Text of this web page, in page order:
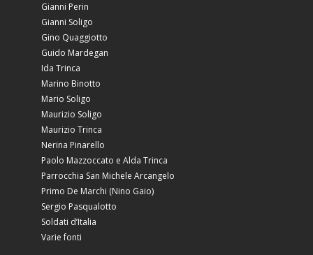
Gianni Perin
Gianni Soligo
Gino Quaggiotto
Guido Mardegan
Ida Trinca
Marino Binotto
Mario Soligo
Maurizio Soligo
Maurizio Trinca
Nerina Pinarello
Paolo Mazzoccato e Alda Trinca
Parrocchia San Michele Arcangelo
Primo De Marchi (Nino Gaio)
Sergio Pasqualotto
Soldati d’Italia
Varie fonti